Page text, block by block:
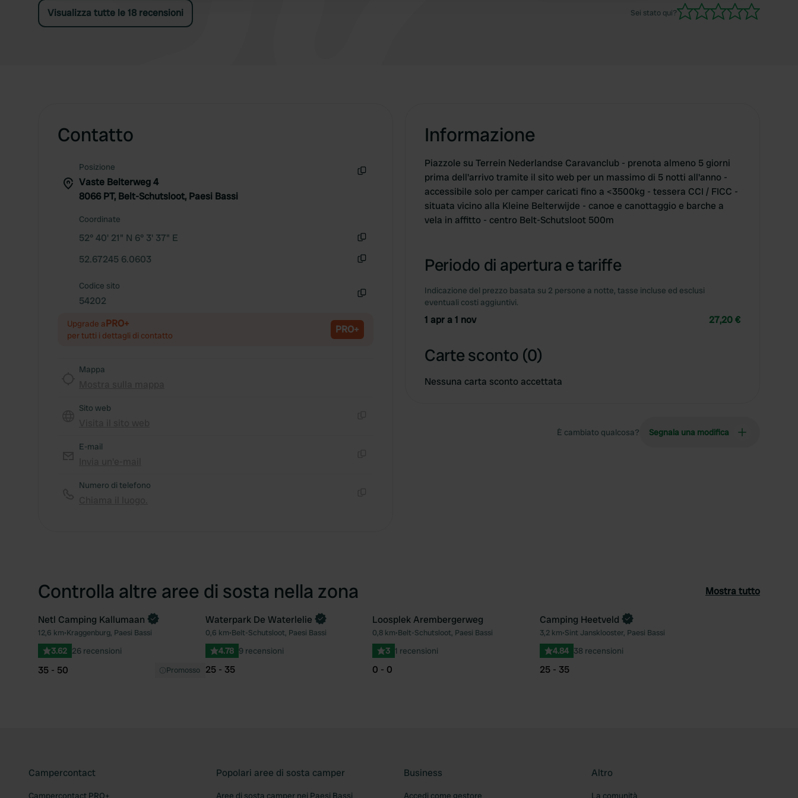
problema .. ma dopo non si accende. Oh sì e i
bagni dove ti siedi fuori.
Visualizza tutte le 18 recensioni Sei stato qui?
Contatto
Posizione
Vaste Belterweg 4
8066 PT, Belt-Schutsloot, Paesi Bassi
Coordinate
52° 40' 21" N 6° 3' 37" E
52.67245 6.0603
Codice sito
54202
Upgrade aPRO+
per tutti i dettagli di contatto PRO+
Mappa
Sito web
E-mail
Numero di telefono
Informazione
Piazzole su Terrein Nederlandse Caravanclub - prenota almeno 5 giorni
prima dell'arrivo tramite il sito web per un massimo di 5 notti all'anno -
accessibile solo per camper caricati fino a <3500kg - tessera CCI / FICC -
situata vicino alla Kleine Belterwijde - canoe e canottaggio e barche a
vela in affitto - centro Belt-Schutsloot 500m
Periodo di apertura e tariffe
Indicazione del prezzo basata su 2 persone a notte, tasse incluse ed esclusi
eventuali costi aggiuntivi.
1 apr a 1 nov 27,20 €
Carte sconto (0)
Nessuna carta sconto accettata
È cambiato qualcosa? Segnala una modifica
Controlla altre aree di sosta nella zona Mostra tutto
Preferito
Prenota ora
Netl Camping Kallumaan
12,6 km•Kraggenburg, Paesi Bassi
3.62 26 recensioni
35 - 50 Promosso
Preferito
Prenota ora
Waterpark De Waterlelie
0,6 km•Belt-Schutsloot, Paesi Bassi
4.78 9 recensioni
25 - 35
Preferito
Loosplek Arembergerweg
0,8 km•Belt-Schutsloot, Paesi Bassi
3 1 recensioni
0 - 0
Prenota ora
Camping Heetveld
3,2 km•Sint Jansklooster, Paesi Bassi
4.84 38 recensioni
25 - 35
Campercontact
Campercontact PRO+
Popolari aree di sosta camper
Aree di sosta camper nei Paesi Bassi
Business
Accedi come gestore
Altro
La comunità